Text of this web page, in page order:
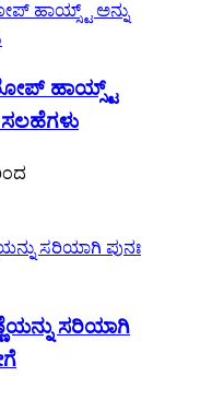
ಹಾಯ್ಸ್ಟ್
ಸರಿಯಾಗಿ